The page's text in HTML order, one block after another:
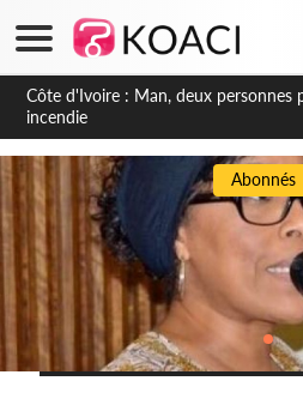
Côte d'Ivoire : Man, deux personnes
incendie
Abonnés